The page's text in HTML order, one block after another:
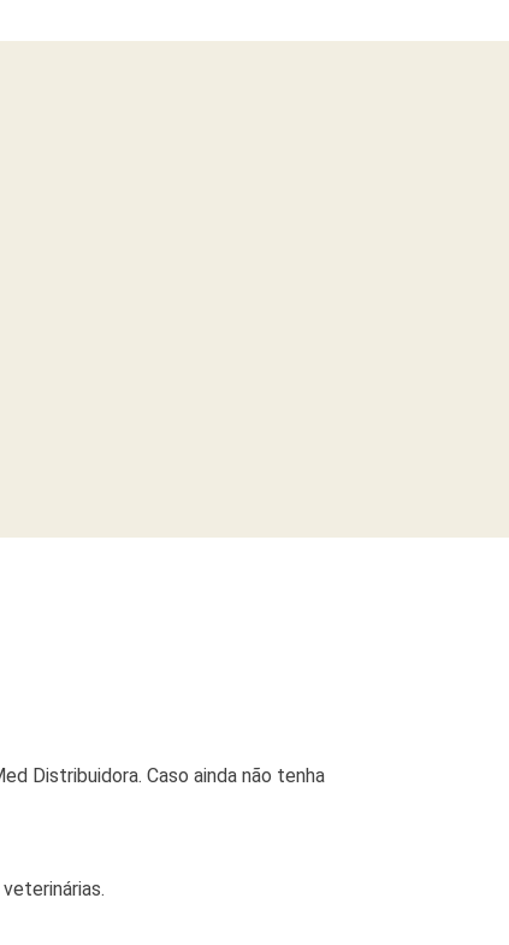
Distribuidora. Caso ainda não tenha